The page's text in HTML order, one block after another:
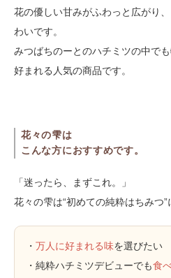
花の優しい甘みがふわっと広がり
わいです。
みつばちのーとのハチミツの中で
好まれる人気の商品です。
花々の雫は
こんな方におすすめです。
「迷ったら、まずこれ。」
花々の雫は“初めての純粋はちみつ”
・ 万人に好まれる味を選びたい
・純粋ハチミツデビューでも食